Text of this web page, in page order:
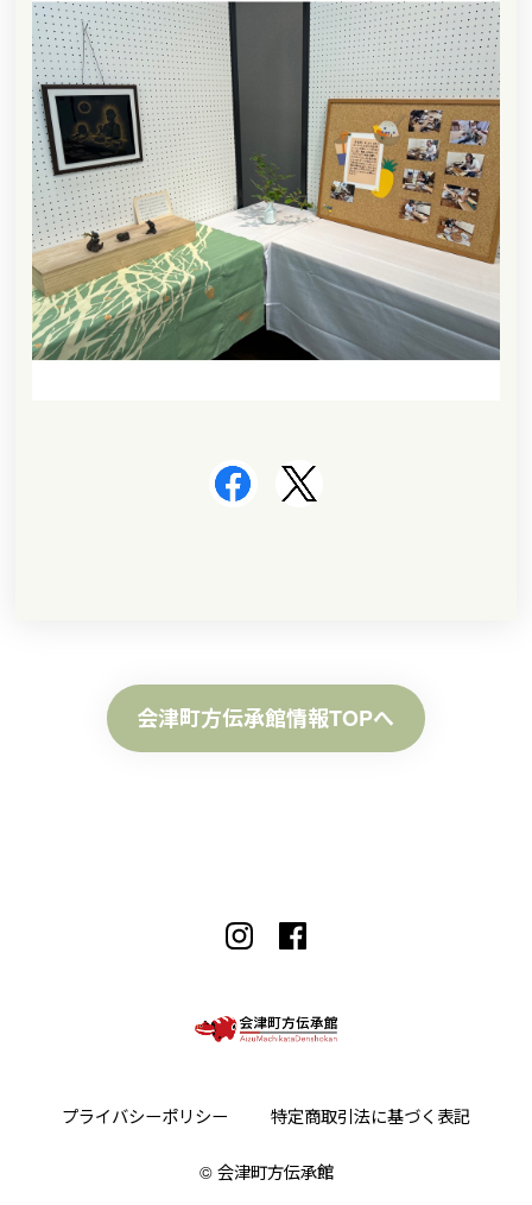
会津町方伝承館情報TOPへ
プライバシーポリシー 特定商取引法に基づく表記
©︎ 会津町方伝承館